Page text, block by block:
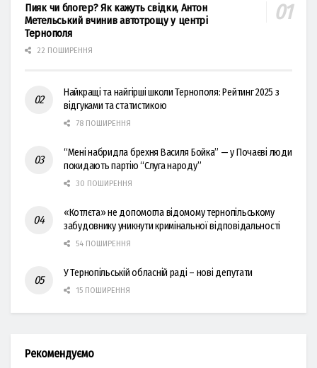
Пияк чи блогер? Як кажуть свідки, Антон
Метельський вчинив автотрощу у центрі
Тернополя
22 ПОШИРЕННЯ
Найкращі та найгірші школи Тернополя: Рейтинг 2025 з
відгуками та статистикою
78 ПОШИРЕННЯ
“Мені набридла брехня Василя Бойка” — у Почаєві люди
покидають партію “Слуга народу”
30 ПОШИРЕННЯ
«Котлєта» не допомогла відомому тернопільському
забудовнику уникнути кримінальної відповідальності
54 ПОШИРЕННЯ
У Тернопільській обласній раді – нові депутати
15 ПОШИРЕННЯ
Рекомендуємо